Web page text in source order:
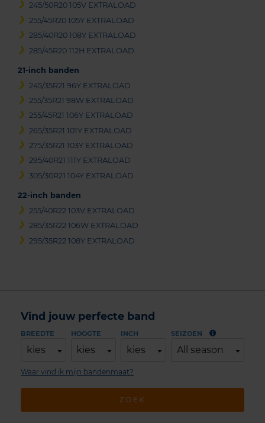
245/50R20 105V EXTRALOAD
255/45R20 105Y EXTRALOAD
285/40R20 108Y EXTRALOAD
285/45R20 112H EXTRALOAD
21-inch banden
245/35R21 96Y EXTRALOAD
255/35R21 98W EXTRALOAD
255/45R21 106Y EXTRALOAD
265/35R21 101Y EXTRALOAD
275/35R21 103Y EXTRALOAD
295/40R21 111Y EXTRALOAD
305/30R21 104Y EXTRALOAD
22-inch banden
255/40R22 103V EXTRALOAD
285/35R22 106W EXTRALOAD
295/35R22 108Y EXTRALOAD
Vind jouw perfecte band
BREEDTE
kies
HOOGTE
kies
INCH
kies
SEIZOEN
All season
ZOEK
Waar vind ik mijn bandenmaat?